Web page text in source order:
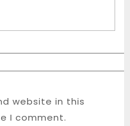
website in this
I comment.